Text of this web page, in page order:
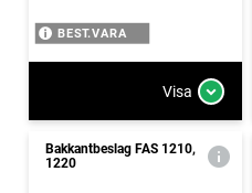
BEST.VARA
Visa
Bakkantbeslag FAS 1210,
1220